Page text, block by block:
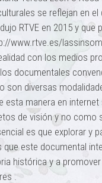
se reflejan en el
RTVE en 2015 y que
www.rtve.es/
con los medios
documentales
son diversas
esta manera en
de visión y no como
es que explorar y
que este documental
histórica y a
.